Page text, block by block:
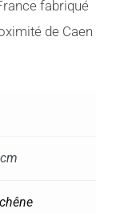
fabriqué
de Caen